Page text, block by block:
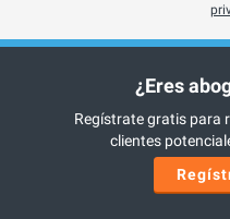
¿Eres
Regístrate gratis para
clientes